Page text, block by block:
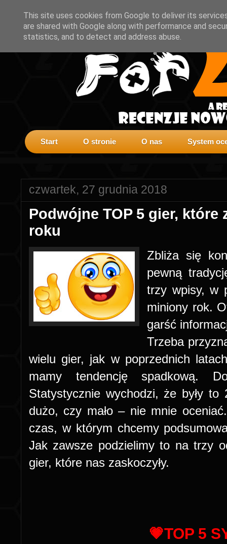
Start O stronie O nas System
czwartek, 27 grudnia 2018
Podwójne TOP 5 gier, które
roku
Zbliża się
pewną
trzy wpisy, w
miniony rok.
garść
Trzeba
wielu gier, jak w poprzednich
mamy tendencję spadkową.
Statystycznie wychodzi, że były
dużo, czy mało – nie mnie
czas, w którym chcemy
Jak zawsze podzielimy to na trzy
gier, które nas zaskoczyły.
💗TOP 5
This site uses cookies from Google to deliver its
are shared with Google along with performance and
statistics, and to detect and address abuse.